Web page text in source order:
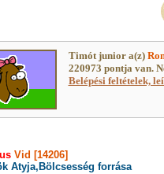
Timót junior a(z)
220973 pontja van.
Belépési feltételek,
Vid [14206]
Atyja,Bölcsesség forrása